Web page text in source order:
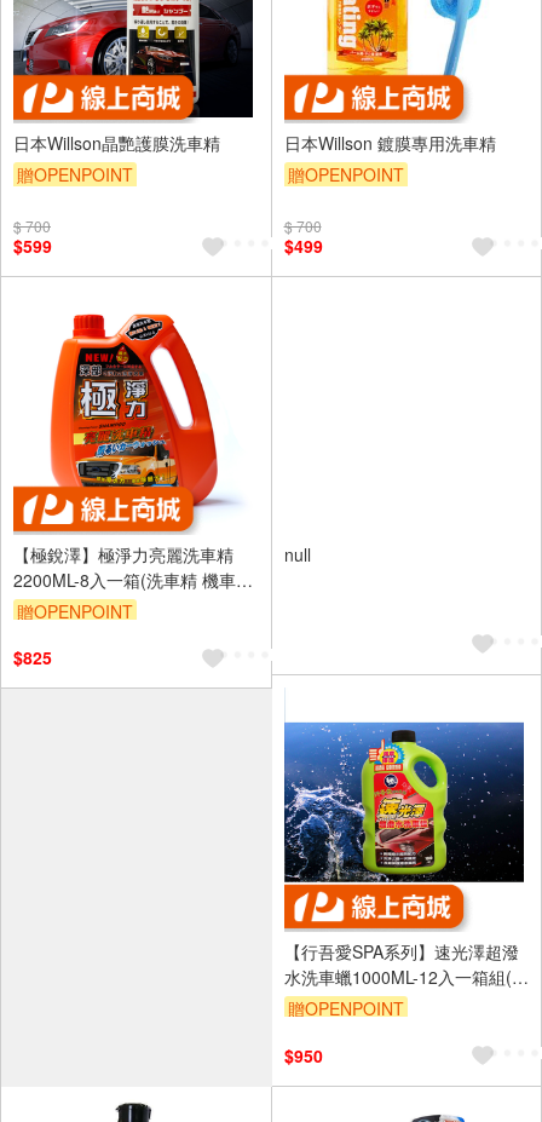
日本Willson晶艷護膜洗車精
贈OPENPOINT
$ 700
$599
日本Willson 鍍膜專用洗車精
贈OPENPOINT
$ 700
$499
【極銳澤】極淨力亮麗洗車精
2200ML-8入一箱(洗車精 機車洗
車 汽車洗車)
贈OPENPOINT
$825
null
【行吾愛SPA系列】速光澤超潑
水洗車蠟1000ML-12入一箱組(潑
水劑 洗車精 車蠟)
贈OPENPOINT
$950